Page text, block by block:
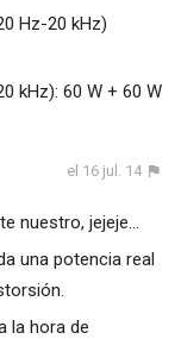
Hz-20 kHz)
kHz): 60 W + 60 W
el 16 jul. 14
nuestro, jejeje...
una potencia real
la hora de